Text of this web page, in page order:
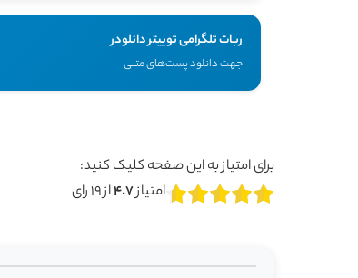
ربات تلگرامی توییتر دانلودر
جهت دانلود پست‌های متنی
برای امتیاز به این صفحه کلیک کنید:
امتیاز4.7از19رای